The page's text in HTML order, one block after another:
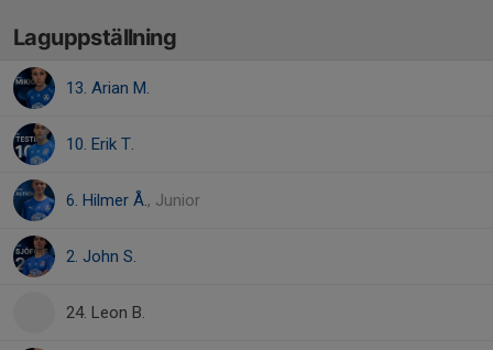
Laguppställning
13. Arian M.
10. Erik T.
6. Hilmer Å., Junior
2. John S.
24. Leon B.